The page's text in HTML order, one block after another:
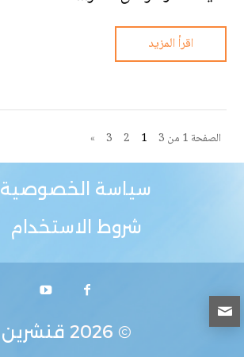
اقرأ المزيد
الصفحة 1 من 3 1
2
3
»
سياسة الخصوصية
شروط الاستخدام
© 2026 قنشرين